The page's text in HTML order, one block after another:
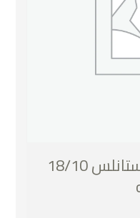
طقم صواني تقديم استانلس 18/10